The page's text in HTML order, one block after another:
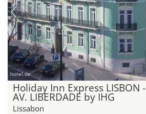
hotel.de
Holiday Inn Express LISBON -
AV. LIBERDADE by IHG
Lissabon